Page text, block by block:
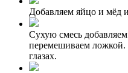
Добавляем яйцо и мёд
Сухую смесь
перемешиваем ложкой.
глазах.